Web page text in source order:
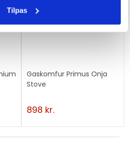
Tilpas
Gaskomfur Primus Onja
Stove
898 kr.